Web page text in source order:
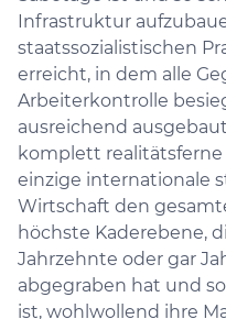
Infrastruktur
staatssozialistischen
erreicht, in dem alle
Arbeiterkontrolle
ausreichend
komplett realitätsferne
einzige internationale
Wirtschaft den
höchste Kaderebene,
Jahrzehnte oder gar
abgegraben hat und
ist, wohlwollend ihre